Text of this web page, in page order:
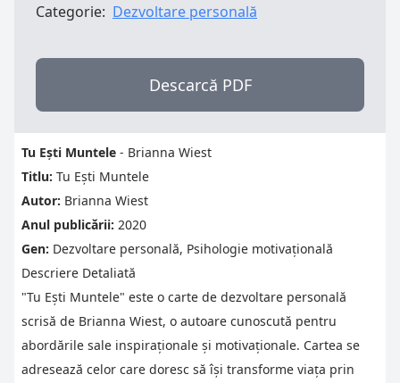
Categorie: Dezvoltare personală
Descarcă PDF
Tu Ești Muntele - Brianna Wiest
Titlu: Tu Ești Muntele
Autor: Brianna Wiest
Anul publicării: 2020
Gen: Dezvoltare personală, Psihologie motivațională
Descriere Detaliată
"Tu Ești Muntele" este o carte de dezvoltare personală
scrisă de Brianna Wiest, o autoare cunoscută pentru
abordările sale inspiraționale și motivaționale. Cartea se
adresează celor care doresc să își transforme viața prin